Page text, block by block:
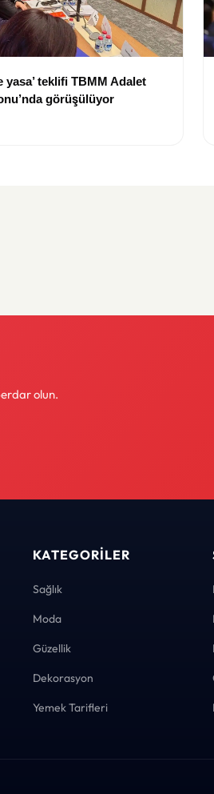
yasa’ teklifi TBMM Adalet
görüşülüyor
olun.
KATEGORILER
Sağlık
Moda
Güzellik
Dekorasyon
Yemek Tarifleri